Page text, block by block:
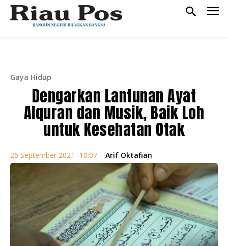
Gaya Hidup
Dengarkan Lantunan Ayat
Alquran dan Musik, Baik Loh
untuk Kesehatan Otak
26 September 2021 -10:07 | Arif Oktafian